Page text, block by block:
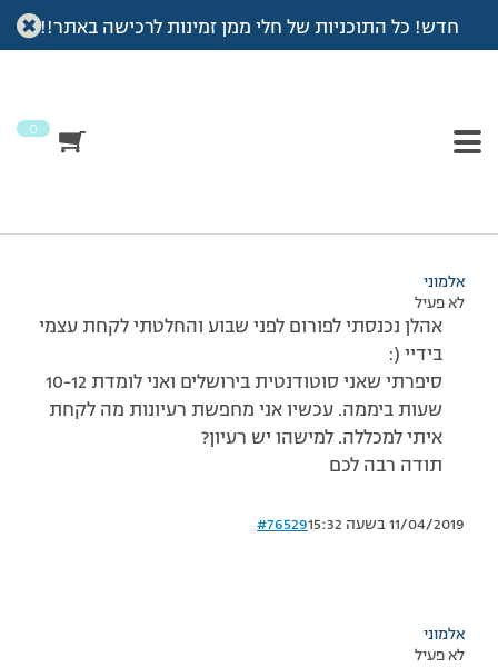
חדש! כל התוכניות של חלי ממן זמינות לרכישה באתר!!
0
עמוד הבית >דיונים>פורום >רעיונות
מוצגות 2 תגובות – 1 עד 2 (מתוך 2 סה״כ)
אלמוני
לא פעיל
אהלן נכנסתי לפורום לפני שבוע והחלטתי לקחת עצמי
בידיי (:
סיפרתי שאני סוטודנטית בירושלים ואני לומדת 10-12
שעות ביממה. עכשיו אני מחפשת רעיונות מה לקחת
איתי למכללה. למישהו יש רעיון?
תודה רבה לכם
11/04/2019 בשעה 15:32 #76529
אלמוני
לא פעיל